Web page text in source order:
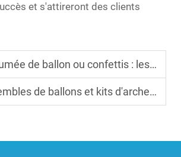
et s'attireront des clients
de ballon ou confettis : les meilleurs accessoires pour révéler le sexe comparés
de ballons et kits d'arches de ballons - Articles à succès pour anniversaires